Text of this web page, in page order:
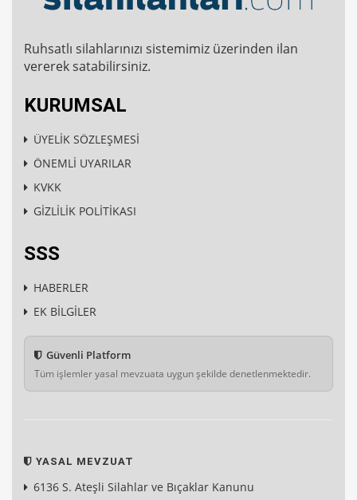
Ruhsatlı silahlarınızı sistemimiz üzerinden ilan
vererek satabilirsiniz.
KURUMSAL
ÜYELİK SÖZLEŞMESİ
ÖNEMLİ UYARILAR
KVKK
GİZLİLİK POLİTİKASI
SSS
HABERLER
EK BİLGİLER
Güvenli Platform
Tüm işlemler yasal mevzuata uygun şekilde denetlenmektedir.
YASAL MEVZUAT
6136 S. Ateşli Silahlar ve Bıçaklar Kanunu